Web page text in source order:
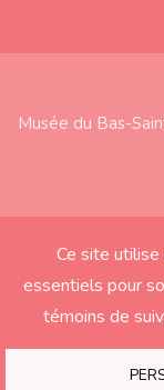
Musée du Bas-
Ce site
essentiels pour
témoins de
derniers